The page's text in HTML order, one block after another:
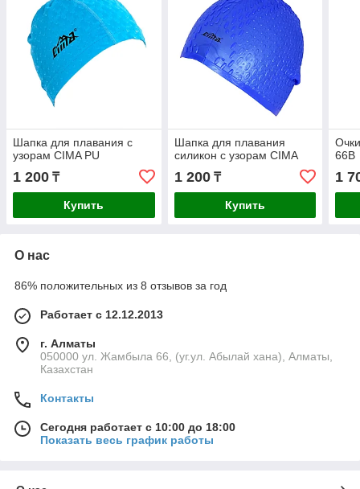
Шапка для плавания c
узорам CIMA PU
1 200 ₸
Купить
Шапка для плавания
силикон с узорам CIMA
1 200₸
Купить
66В
1
О нас
86% положительных из 8 отзывов за год
Работает с 12.12.2013
г. Алматы
050000 ул. Жамбыла 66, (уг.ул. Абылай хана), Алматы,
Казахстан
Контакты
Сегодня работает с 10:00 до 18:00
Показать весь график работы